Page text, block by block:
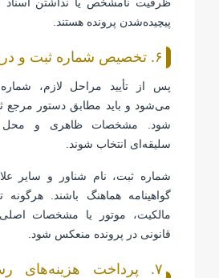
پیچیده‌شدن پرونده هستند.
۶. تخصیص شماره ثبت و درج علائم
پس از تأیید مراحل لازم،
می‌شود و باید مطابق دستور مرجع
شود. مشخصات ظاهری و محل
سلیقه‌ای انتخاب شوند.
شماره ثبت، نام شناور و سایر
گواهینامه هماهنگ باشند. هرگونه
مالکیت، موتور یا مشخصات اصلی
قانونی در پرونده منعکس شود.
۷. پرداخت هزینه‌های